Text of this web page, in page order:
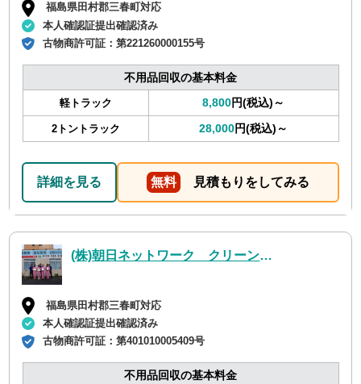
福島県田村郡三春町対応
本人確認証提出確認済み
古物商許可証：第221260000155号
不用品回収の基本料金
軽トラック 8,800円(税込)～
2トントラック 28,000円(税込)～
詳細を見る 無料 見積もりをしてみる
(株)朝日ネットワーク クリーン事業部
福島県田村郡三春町対応
本人確認証提出確認済み
古物商許可証：第401010005409号
不用品回収の基本料金